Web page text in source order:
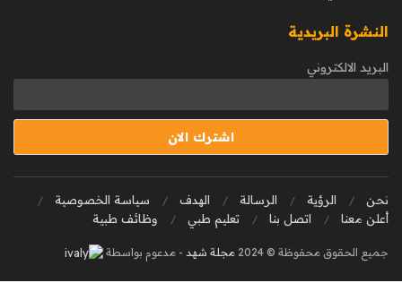
النشرة البريدية
البريد الالكتروني
نحن الرؤية الرسالة الهدف
سياسة الخصوصية
أعلن معنا
اتصل بنا تعليم طبي وظائف طبية
جميع الحقوق محفوظة © 2024 مجلة شهد - مدعوم بواسطة